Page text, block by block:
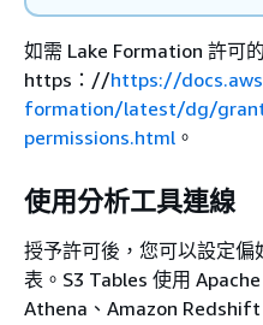
如需 Lake Formation 許可
https：//https://
formation/latest/dg/
permissions.html 。
使用分析工具連線
授予許可後，您可以設定偏
表。S3 Tables 使用
Athena、Amazon Redshift